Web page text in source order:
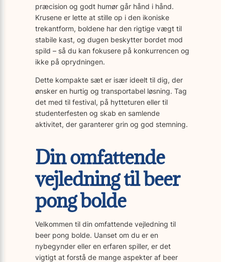
præcision og godt humør går hånd i hånd.
Krusene er lette at stille op i den ikoniske
trekantform, boldene har den rigtige vægt til
stabile kast, og dugen beskytter bordet mod
spild – så du kan fokusere på konkurrencen og
ikke på oprydningen.
Dette kompakte sæt er især ideelt til dig, der
ønsker en hurtig og transportabel løsning. Tag
det med til festival, på hytteturen eller til
studenterfesten og skab en samlende
aktivitet, der garanterer grin og god stemning.
Din omfattende
vejledning til beer
pong bolde
Velkommen til din omfattende vejledning til
beer pong bolde. Uanset om du er en
nybegynder eller en erfaren spiller, er det
vigtigt at forstå de mange aspekter af beer